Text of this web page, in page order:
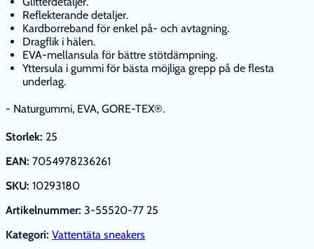
Reflekterande detaljer.
Kardborreband för enkel på- och avtagning.
Dragflik i hälen.
EVA-mellansula för bättre stötdämpning.
Yttersula i gummi för bästa möjliga grepp på de flesta
underlag.
- Naturgummi, EVA, GORE-TEX®.
Storlek: 25
EAN: 7054978236261
SKU: 10293180
Artikelnummer: 3-55520-77 25
Kategori: Vattentäta sneakers